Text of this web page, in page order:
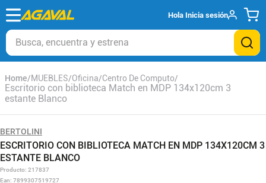
Hola Inicia sesión
Busca, encuentra y estrena
MUEBLES Oficina Centro De Computo
Escritorio con biblioteca Match en MDP 134x120cm 3
estante Blanco
BERTOLINI
ESCRITORIO CON BIBLIOTECA MATCH EN MDP 134X120CM 3
ESTANTE BLANCO
Producto: 217837
Ean: 7899307519727